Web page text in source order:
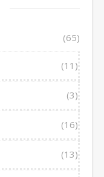
(65)
(11)
(3)
(16)
(13)